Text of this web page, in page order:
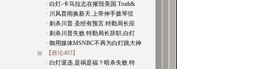
· 白灯-卡马拉志在摧毁美国.Truth&
· 川风普雨换新天.上帝伸手拨琴弦
· 刺杀川普.圣经有预言.特勤局长应
· 刺杀川普失败.特勤局长辞职.白灯
· 御用媒体MSNBC不再为白灯跳大神
【政论403】
· 白灯退选.是祸是福？暗杀失败.特